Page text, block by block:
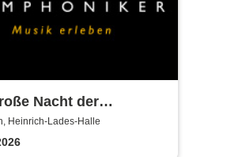
Nacht der
mit den
Symphonikern
Heinrich-Lades-Halle